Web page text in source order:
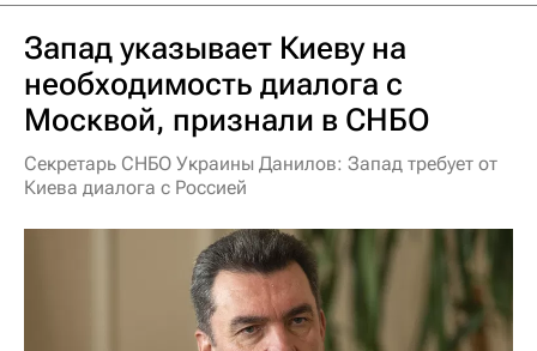
Запад указывает Киеву на
необходимость диалога с
Москвой, признали в СНБО
Секретарь СНБО Украины Данилов: Запад требует от
Киева диалога с Россией